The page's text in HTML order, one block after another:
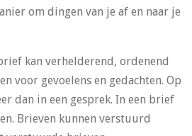
om dingen van je af en naar je
kan verhelderend, ordenend
voor gevoelens en gedachten. Op
dan in een gesprek. In een brief
Brieven kunnen verstuurd